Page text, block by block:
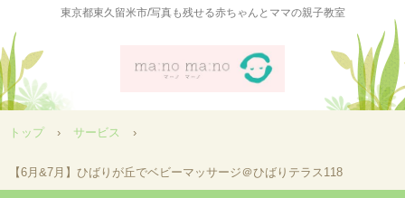
東京都東久留米市/写真も残せる赤ちゃんとママの親子教室
トップ › サービス ›
【6月&7月】ひばりが丘でベビーマッサージ＠ひばりテラス118